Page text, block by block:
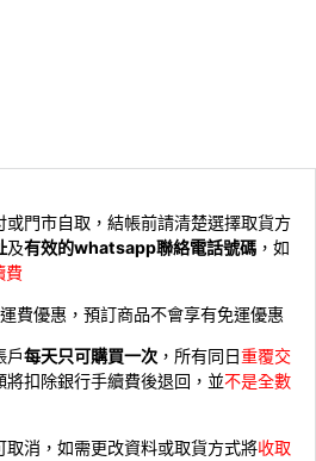
或門市自取，結帳前請清楚選擇取貨方
及有效的whatsapp聯絡電話號碼 ，如
費
費優惠，預訂商品不會享有免運優惠
戶每天只可購買一次 ，所有同日重覆交
將扣除銀行手續費後退回，並不是全數
取消，如需更改資料或取貨方式將收取